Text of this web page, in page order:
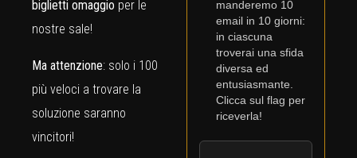
biglietti omaggio per le
nostre sale!
Ma attenzione: solo i 100
più veloci a trovare la
soluzione saranno
vincitori!
manderemo 10
email in 10 giorni:
in ciascuna
troverai una sfida
diversa ed
entusiasmante.
Clicca sul flag per
riceverla!